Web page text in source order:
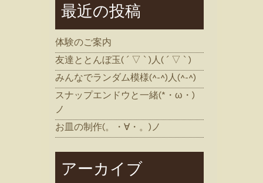
最近の投稿
体験のご案内
友達ととんぼ玉( ´ ▽ ` )人( ´ ▽ ` )
みんなでランダム模様(^-^)人(^-^)
スナップエンドウと一緒(*・ω・)
ノ
お皿の制作(。・∀・。)ノ
アーカイブ